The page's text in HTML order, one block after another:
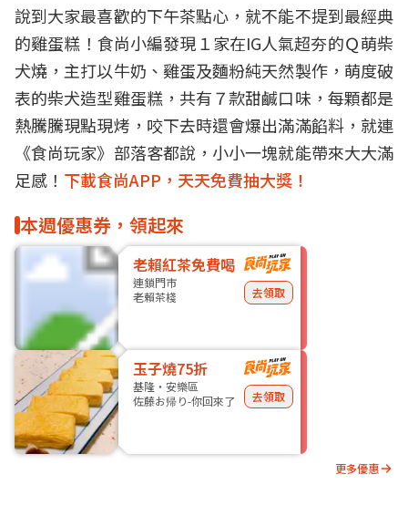
說到大家最喜歡的下午茶點心，就不能不提到最經典
的雞蛋糕 ！食尚小編發現１家在IG人氣超夯的Ｑ萌柴
犬燒，主打以牛奶、雞蛋及麵粉純天然製作，萌度破
表的柴犬造型雞蛋糕，共有７款甜鹹口味，每顆都是
熱騰騰現點現烤，咬下去時還會爆出滿滿餡料，就連
《食尚玩家》部落客都說，小小一塊就能帶來大大滿
足感！ 下載食尚APP，天天免費抽大獎！
本週優惠券，領起來
老賴紅茶免費喝
連鎖門市
老賴茶棧
去領取
玉子燒75折
基隆・安樂區
佐藤お帰り-你回來了
去領取
更多優惠